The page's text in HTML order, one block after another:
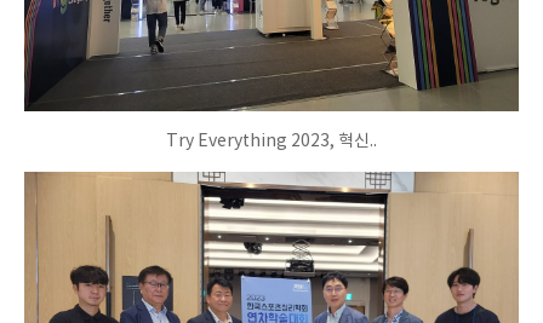
Try Everything 2023, 혁신..